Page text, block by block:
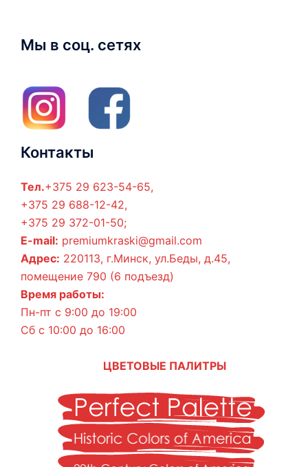
Мы в соц. сетях
Контакты
Тел.+375 29 623-54-65,
+375 29 688-12-42,
+375 29 372-01-50;
E-mail: premiumkraski@gmail.com
Адрес: 220113, г.Минск, ул.Беды, д.45,
помещение 790 (6 подъезд)
Время работы:
Пн-пт с 9:00 до 19:00
Сб с 10:00 до 16:00
ЦВЕТОВЫЕ ПАЛИТРЫ